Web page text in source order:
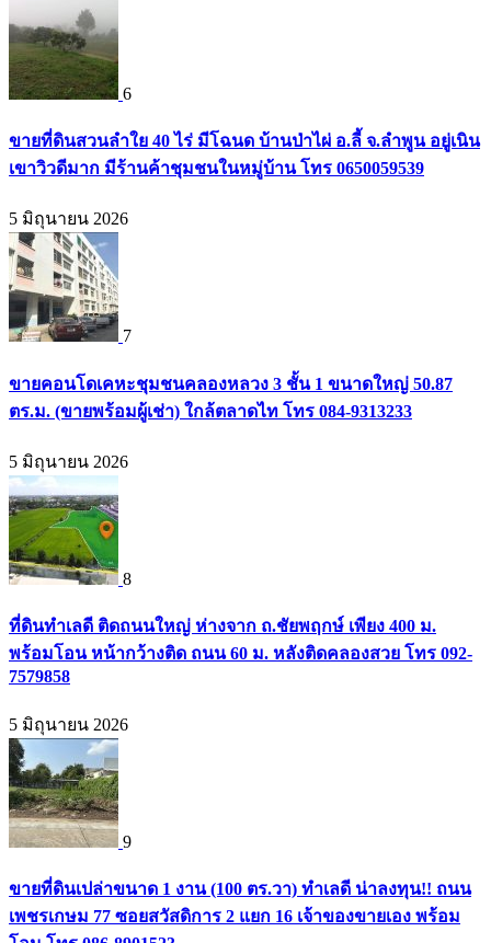
6
ขายที่ดินสวนลำใย 40 ไร่ มีโฉนด บ้านป่าไผ่ อ.ลี้ จ.ลำพูน อยู่เนิน
เขาวิวดีมาก มีร้านค้าชุมชนในหมู่บ้าน โทร 0650059539
5 มิถุนายน 2026
7
ขายคอนโดเคหะชุมชนคลองหลวง 3 ชั้น 1 ขนาดใหญ่ 50.87
ตร.ม. (ขายพร้อมผู้เช่า) ใกล้ตลาดไท โทร 084-9313233
5 มิถุนายน 2026
8
ที่ดินทำเลดี ติดถนนใหญ่ ห่างจาก ถ.ชัยพฤกษ์ เพียง 400 ม.
พร้อมโอน หน้ากว้างติด ถนน 60 ม. หลังติดคลองสวย โทร 092-
7579858
5 มิถุนายน 2026
9
ขายที่ดินเปล่าขนาด 1 งาน (100 ตร.วา) ทำเลดี น่าลงทุน!! ถนน
เพชรเกษม 77 ซอยสวัสดิการ 2 แยก 16 เจ้าของขายเอง พร้อม